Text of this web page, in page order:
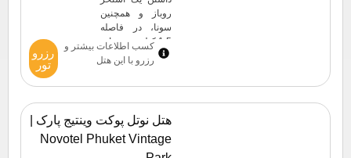
روباز و همچنین
سونا، در فاصله
1.5 کیلومتری جاده
بنگلا و 1.5
خرید جونگسیلون
زوج‌ها به طور
خاص این مکان را
دوست دارند – آنها
به آن برای یک
کسب اطلاعات بیشتر و
رزرو با این هتل
رزرو
تور
هتل نوتل پوکت وینتیج پارک |
Novotel Phuket Vintage